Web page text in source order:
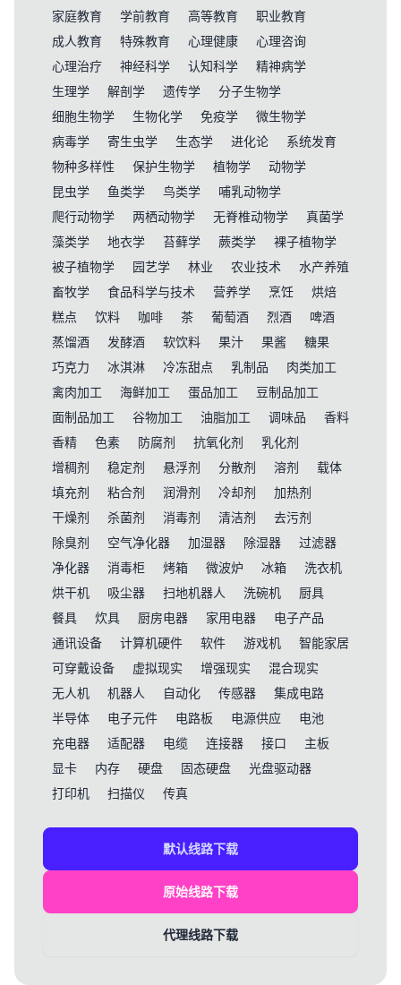
家庭教育
学前教育 高等教育
职业教育
成人教育
特殊教育 心理健康
心理咨询
心理治疗
神经科学 认知科学
精神病学
生理学
解剖学 遗传学
分子生物学
细胞生物学
生物化学 免疫学
微生物学
病毒学
寄生虫学 生态学 进化论
系统发育
物种多样性
保护生物学 植物学
动物学
昆虫学
鱼类学 鸟类学
哺乳动物学
爬行动物学
两栖动物学 无脊椎动物学
真菌学
藻类学
地衣学 苔藓学 蕨类学
裸子植物学
被子植物学
园艺学 林业 农业技术
水产养殖
畜牧学
食品科学与技术 营养学 烹饪
烘焙
糕点
饮料 咖啡 茶 葡萄酒 烈酒
啤酒
蒸馏酒
发酵酒 软饮料 果汁 果酱
糖果
巧克力
冰淇淋 冷冻甜点 乳制品
肉类加工
禽肉加工
海鲜加工 蛋品加工
豆制品加工
面制品加工
谷物加工 油脂加工 调味品
香料
香精
色素 防腐剂 抗氧化剂
乳化剂
增稠剂
稳定剂 悬浮剂 分散剂 溶剂
载体
填充剂
粘合剂 润滑剂 冷却剂
加热剂
干燥剂
杀菌剂 消毒剂 清洁剂
去污剂
除臭剂
空气净化器 加湿器 除湿器
过滤器
净化器
消毒柜 烤箱 微波炉 冰箱
洗衣机
烘干机
吸尘器 扫地机器人 洗碗机
厨具
餐具
炊具 厨房电器 家用电器
电子产品
通讯设备
计算机硬件 软件 游戏机
智能家居
可穿戴设备
虚拟现实 增强现实
混合现实
无人机
机器人 自动化 传感器
集成电路
半导体
电子元件 电路板 电源供应
电池
充电器
适配器 电缆 连接器 接口
主板
显卡
内存 硬盘 固态硬盘
光盘驱动器
打印机
扫描仪 传真
默认线路下载
原始线路下载
代理线路下载